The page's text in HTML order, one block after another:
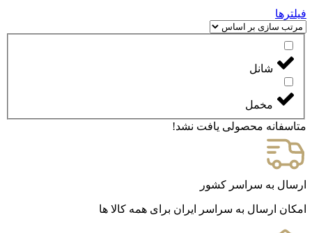
فیلترها
شانل
مخمل
متاسفانه محصولی یافت نشد!
ارسال به سراسر کشور
امکان ارسال به سراسر ایران برای همه کالا ها